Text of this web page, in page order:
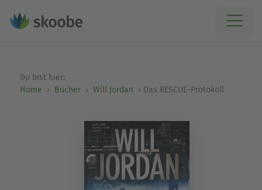
Du bist hier:
Home
Bücher Will Jordan Das RESCUE-Protokoll